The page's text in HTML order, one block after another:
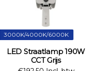
3000K/4000K/6000K
LED Straatlamp 190W
CCT Grijs